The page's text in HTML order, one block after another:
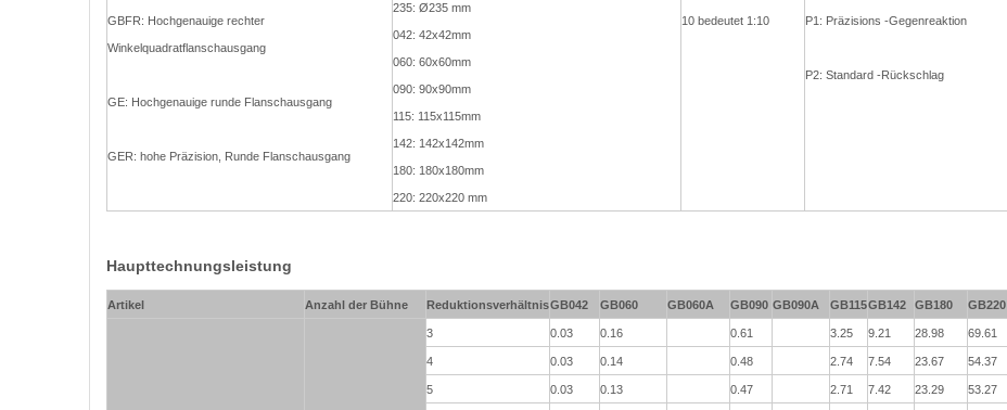
GBFR: Hochgenauige rechter
Winkelquadratflanschausgang
GE: Hochgenauige runde Flanschausgang
GER: hohe Präzision, Runde Flanschausgang
235: Ø235 mm
042: 42x42mm
060: 60x60mm
090: 90x90mm
115: 115x115mm
142: 142x142mm
180: 180x180mm
220: 220x220 mm
10 bedeutet 1:10 P1: Präzisions -Gegenreaktion
P2: Standard -Rückschlag
Haupttechnungsleistung
Artikel Anzahl der Bühne ReduktionsverhältnisGB042 GB060 GB060A GB090 GB090A GB115GB142 GB180 GB220
3 0.03 0.16 0.61 3.25 9.21 28.98 69.61
4 0.03 0.14 0.48 2.74 7.54 23.67 54.37
5 0.03 0.13 0.47 2.71 7.42 23.29 53.27